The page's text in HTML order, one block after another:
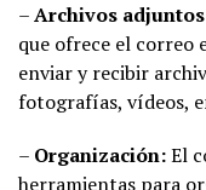
–Archivos
que ofrece el correo
enviar y recibir
fotografías, vídeos,
– Organización:El
herramientas para